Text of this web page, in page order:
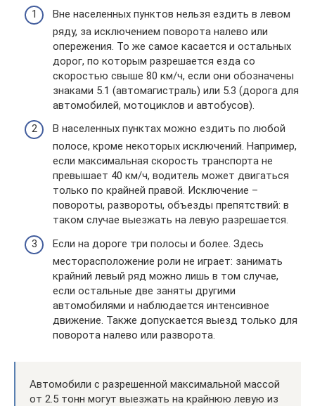
Вне населенных пунктов нельзя ездить в левом
ряду, за исключением поворота налево или
опережения. То же самое касается и остальных
дорог, по которым разрешается езда со
скоростью свыше 80 км/ч, если они обозначены
знаками 5.1 (автомагистраль) или 5.3 (дорога для
автомобилей, мотоциклов и автобусов).
В населенных пунктах можно ездить по любой
полосе, кроме некоторых исключений. Например,
если максимальная скорость транспорта не
превышает 40 км/ч, водитель может двигаться
только по крайней правой. Исключение –
повороты, развороты, объезды препятствий: в
таком случае выезжать на левую разрешается.
Если на дороге три полосы и более. Здесь
месторасположение роли не играет: занимать
крайний левый ряд можно лишь в том случае,
если остальные две заняты другими
автомобилями и наблюдается интенсивное
движение. Также допускается выезд только для
поворота налево или разворота.
Автомобили с разрешенной максимальной массой
от 2.5 тонн могут выезжать на крайнюю левую из